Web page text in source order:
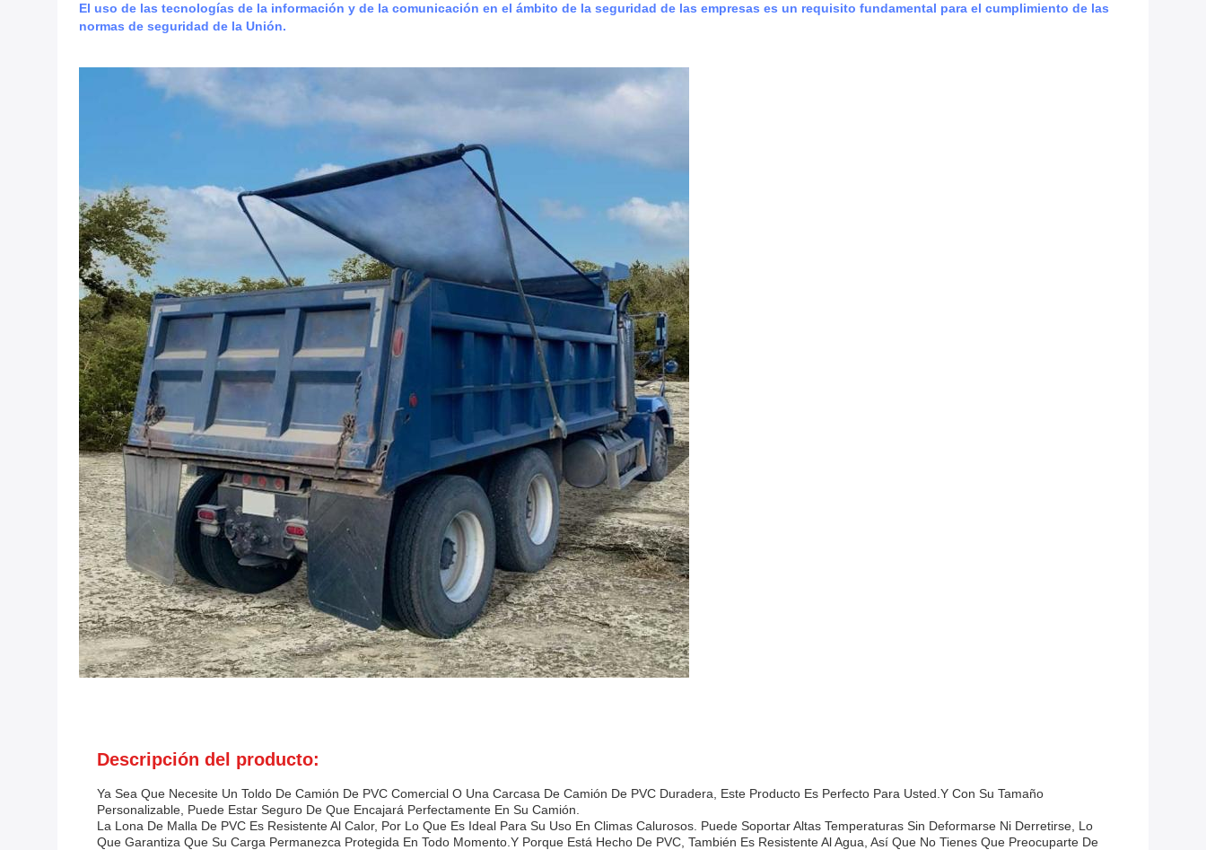
El uso de las tecnologías de la información y de la comunicación en el ámbito de la seguridad de las empresas es un requisito fundamental para el cumplimiento de las
normas de seguridad de la Unión.
Descripción del producto:
Ya Sea Que Necesite Un Toldo De Camión De PVC Comercial O Una Carcasa De Camión De PVC Duradera, Este Producto Es Perfecto Para Usted.Y Con Su Tamaño
Personalizable, Puede Estar Seguro De Que Encajará Perfectamente En Su Camión.
La Lona De Malla De PVC Es Resistente Al Calor, Por Lo Que Es Ideal Para Su Uso En Climas Calurosos. Puede Soportar Altas Temperaturas Sin Deformarse Ni Derretirse, Lo
Que Garantiza Que Su Carga Permanezca Protegida En Todo Momento.Y Porque Está Hecho De PVC, También Es Resistente Al Agua, Así Que No Tienes Que Preocuparte De